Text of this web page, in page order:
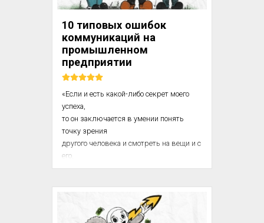
людям искать, фиксировать и
Люди не такие уж рациональные, как
нам кажется
10 типовых ошибок
коммуникаций на
промышленном
предприятии
«Если и есть какой-либо секрет моего
успеха,
то он заключается в умении понять
точку зрения
другого человека и смотреть на вещи и с
его,
и со своей точек зрения»
«Лучше задавать глупые вопросы, чем
совершать глупые ошибки»